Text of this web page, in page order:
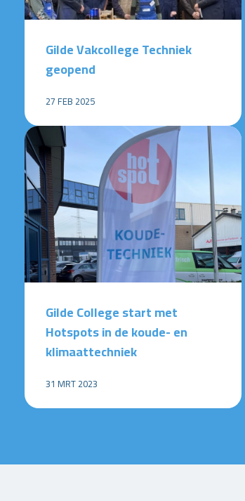
Gilde Vakcollege Techniek
geopend
27 FEB 2025
Gilde College start met
Hotspots in de koude- en
klimaattechniek
31 MRT 2023